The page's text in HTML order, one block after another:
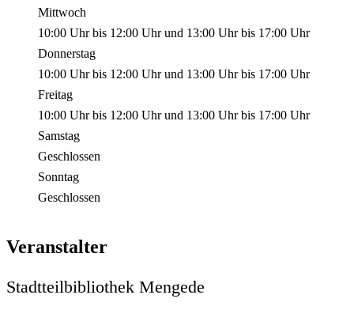
Mittwoch
10:00 Uhrbis 12:00 Uhrund 13:00 Uhrbis 17:00 Uhr
Donnerstag
10:00 Uhrbis 12:00 Uhrund 13:00 Uhrbis 17:00 Uhr
Freitag
10:00 Uhrbis 12:00 Uhrund 13:00 Uhrbis 17:00 Uhr
Samstag
Geschlossen
Sonntag
Geschlossen
Veranstalter
Stadtteilbibliothek Mengede